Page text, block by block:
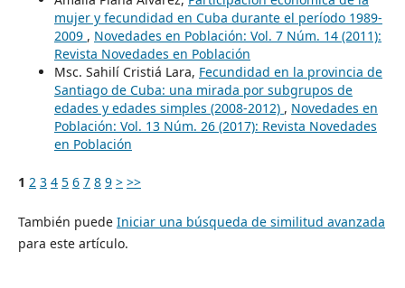
mujer y fecundidad en Cuba durante el período 1989-
2009 , Novedades en Población: Vol. 7 Núm. 14 (2011):
Revista Novedades en Población
Msc. Sahilí Cristiá Lara, Fecundidad en la provincia de
Santiago de Cuba: una mirada por subgrupos de
edades y edades simples (2008-2012) , Novedades en
Población: Vol. 13 Núm. 26 (2017): Revista Novedades
en Población
1 2 3 4 5 6 7 8 9 > >>
También puede Iniciar una búsqueda de similitud avanzada
para este artículo.